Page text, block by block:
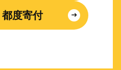
都度寄付